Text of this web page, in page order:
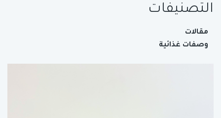
التصنيفات
مقالات
وصفات غذائية